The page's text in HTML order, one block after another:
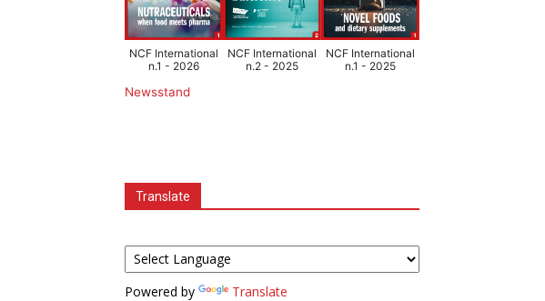
NCF International
n.1 - 2026
NCF International
n.2 - 2025
NCF International
n.1 - 2025
Newsstand
Translate
Powered by Translate